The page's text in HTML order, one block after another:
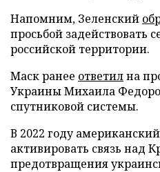
Напомним, Зеленский
просьбой задействовать
российской территории.
Маск ранее ответилна
Украины Михаила
спутниковой системы.
В 2022 году
активировать связь над
предотвращения